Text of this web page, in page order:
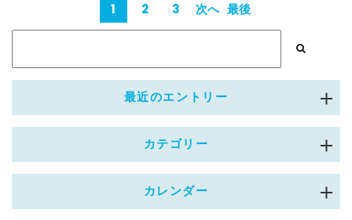
1 2 3
次へ 最後
最近のエントリー
カテゴリー
カレンダー